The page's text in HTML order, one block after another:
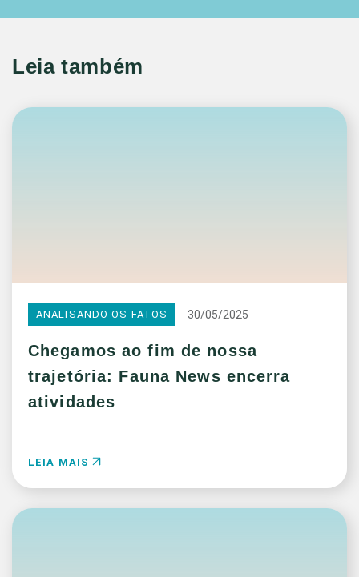
Leia também
ANALISANDO OS FATOS 30/05/2025
Chegamos ao fim de nossa
trajetória: Fauna News encerra
atividades
LEIA MAIS